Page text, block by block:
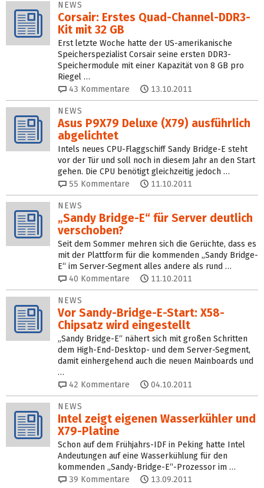
NEWS
Corsair: Erstes Quad-Channel-DDR3-
Kit mit 32 GB
Erst letzte Woche hatte der US-amerikanische
Speicherspezialist Corsair seine ersten DDR3-
Speichermodule mit einer Kapazität von 8 GB pro
Riegel …
43 Kommentare 13.10.2011
NEWS
Asus P9X79 Deluxe (X79) ausführlich
abgelichtet
Intels neues CPU-Flaggschiff Sandy Bridge-E steht
vor der Tür und soll noch in diesem Jahr an den Start
gehen. Die CPU benötigt gleichzeitig jedoch …
55 Kommentare 11.10.2011
NEWS
„Sandy Bridge-E“ für Server deutlich
verschoben?
Seit dem Sommer mehren sich die Gerüchte, dass es
mit der Plattform für die kommenden „Sandy Bridge-
E“ im Server-Segment alles andere als rund …
40 Kommentare 11.10.2011
NEWS
Vor Sandy-Bridge-E-Start: X58-
Chipsatz wird eingestellt
„Sandy Bridge-E“ nähert sich mit großen Schritten
dem High-End-Desktop- und dem Server-Segment,
damit einhergehend auch die neuen Mainboards und
…
42 Kommentare 04.10.2011
NEWS
Intel zeigt eigenen Wasserkühler und
X79-Platine
Schon auf dem Frühjahrs-IDF in Peking hatte Intel
Andeutungen auf eine Wasserkühlung für den
kommenden „Sandy-Bridge-E“-Prozessor im …
39 Kommentare 13.09.2011